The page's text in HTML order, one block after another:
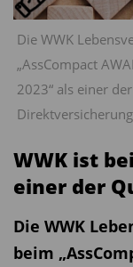
Die WWK
„AssCompact
2023“ als einer
WWK ist
einer der
Die WWK
beim